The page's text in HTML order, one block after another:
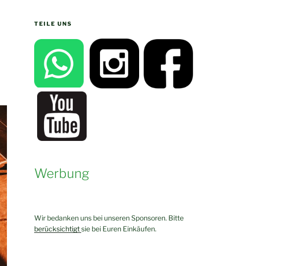
TEILE UNS
Werbung
Wir bedanken uns bei unseren Sponsoren. Bitte
berücksichtigtsie bei Euren Einkäufen.